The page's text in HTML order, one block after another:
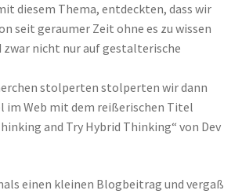
diesem Thema, entdeckten, dass wir
seit geraumer Zeit ohne es zu wissen
zwar nicht nur auf gestalterische
stolperten stolperten wir dann
im Web mit dem reißerischen Titel
and Try Hybrid Thinking“ von Dev
einen kleinen Blogbeitrag und vergaß